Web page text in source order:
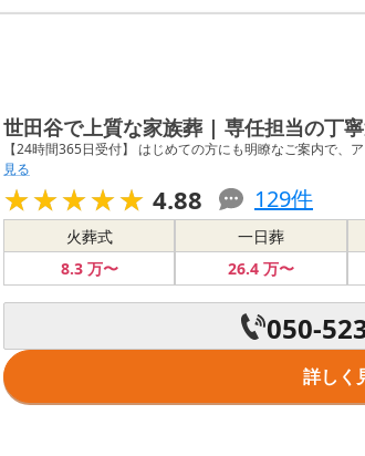
世田谷で上質な家族葬 | 専任担当の丁
【24時間365日受付】 はじめての方にも明瞭なご案内で、
見る
★★★★★
★★★★★ 4.88 129件
火葬式
8.3万〜
一日葬
26.4万〜
050-
詳しく